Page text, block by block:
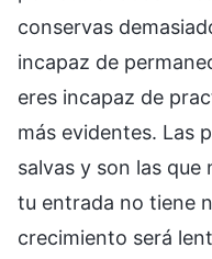
conservas
incapaz de
eres incapaz de
más evidentes. Las
salvas y son las que
tu entrada no tiene
crecimiento será